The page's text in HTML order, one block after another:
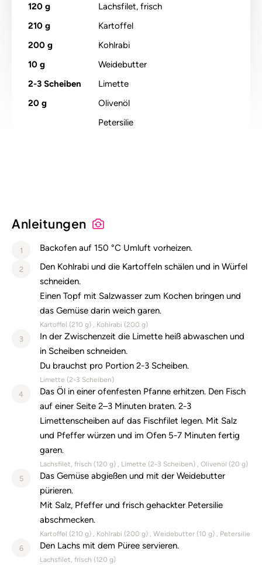
120 g
Lachsfilet, frisch
210 g
Kartoffel
200 g
Kohlrabi
10 g
Weidebutter
2-3 Scheiben
Limette
20 g
Olivenöl
Petersilie
Anleitungen
1 Backofen auf 150 °C Umluft vorheizen.
2
Den Kohlrabi und die Kartoffeln schälen und in Würfel
schneiden.
Einen Topf mit Salzwasser zum Kochen bringen und
das Gemüse darin weich garen.
Kartoffel (210 g) Kohlrabi (200 g)
3
In der Zwischenzeit die Limette heiß abwaschen und
in Scheiben schneiden.
Du brauchst pro Portion 2-3 Scheiben.
Limette (2-3 Scheiben)
4
Das Öl in einer ofenfesten Pfanne erhitzen. Den Fisch
auf einer Seite 2–3 Minuten braten. 2-3
Limettenscheiben auf das Fischfilet legen. Mit Salz
und Pfeffer würzen und im Ofen 5-7 Minuten fertig
garen.
Lachsfilet, frisch (120 g) Limette (2-3 Scheiben) Olivenöl (20 g)
5
Das Gemüse abgießen und mit der Weidebutter
pürieren.
Mit Salz, Pfeffer und frisch gehackter Petersilie
abschmecken.
Kartoffel (210 g) Kohlrabi (200 g) Weidebutter (10 g) Petersilie
6 Den Lachs mit dem Püree servieren.
Lachsfilet, frisch (120 g)